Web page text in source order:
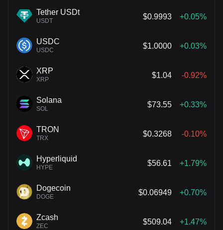
Tether USDt
USDT
$0.9993 +0.05%
USDC
USDC
$1.0000 +0.03%
XRP
XRP
$1.04 -0.92%
Solana
SOL
$73.55 +0.33%
TRON
TRX
$0.3268 -0.10%
Hyperliquid
HYPE
$56.61 +1.79%
Dogecoin
DOGE
$0.06949 +0.70%
Zcash
ZEC
$509.04 +1.47%